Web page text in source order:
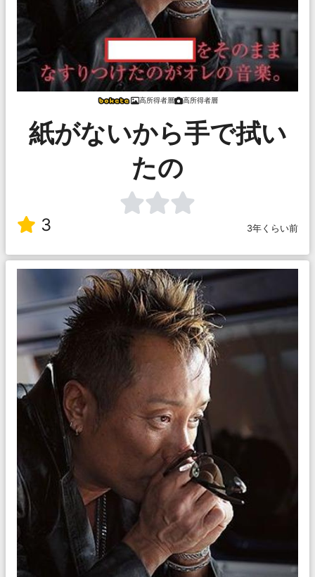
高所得者層 高所得者層
紙がないから手で拭い
たの
3 3年くらい前